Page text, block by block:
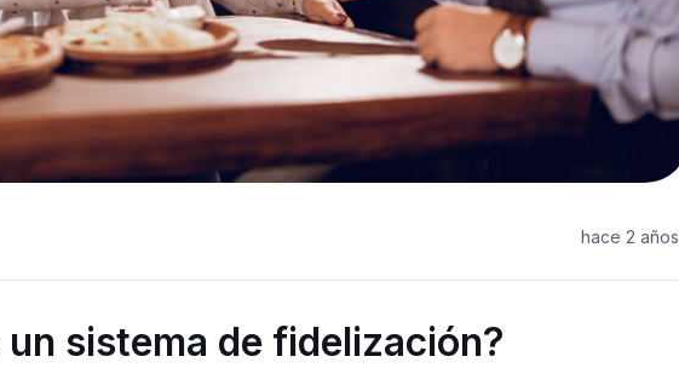
hace 2 años
sistema de fidelización?